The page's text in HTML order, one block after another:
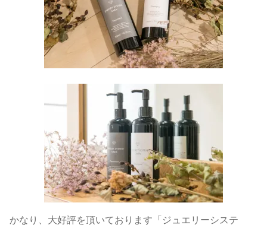
かなり、大好評を頂いております「ジュエリーシステ